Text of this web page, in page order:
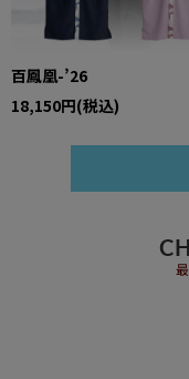
百鳳凰-’26
18,150円(税込)